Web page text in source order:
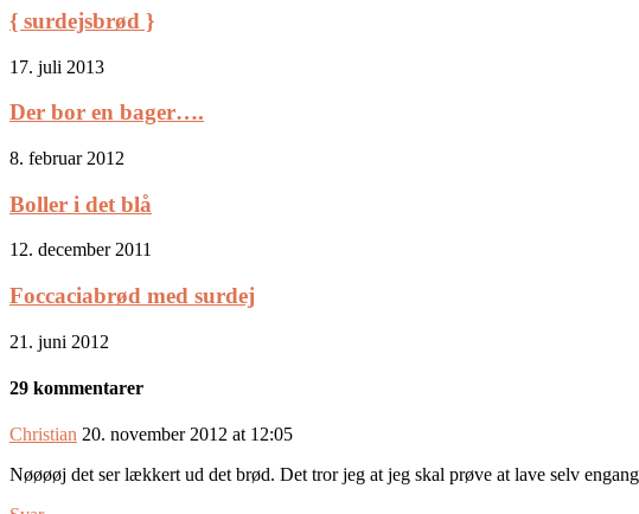
{ surdejsbrød }
17. juli 2013
Der bor en bager….
8. februar 2012
Boller i det blå
12. december 2011
Foccaciabrød med surdej
21. juni 2012
29 kommentarer
Christian 20. november 2012 at 12:05
Nøøøøj det ser lækkert ud det brød. Det tror jeg at jeg skal prøve at lave selv